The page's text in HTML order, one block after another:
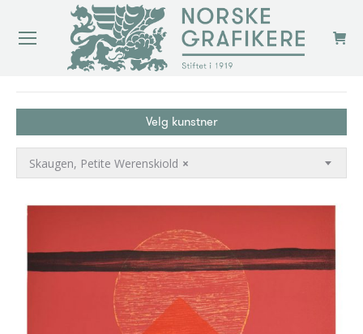
Velg kunstner
×
Skaugen, Petite Werenskiold